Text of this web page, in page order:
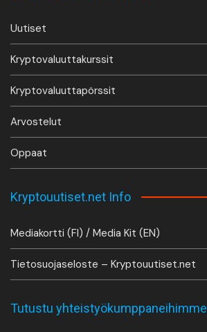
Uutiset
Kryptovaluuttakurssit
Kryptovaluuttapörssit
Arvostelut
Oppaat
Kryptouutiset.net Info
Mediakortti (FI) / Media Kit (EN)
Tietosuojaseloste – Kryptouutiset.net
Tutustu yhteistyökumppaneihimme